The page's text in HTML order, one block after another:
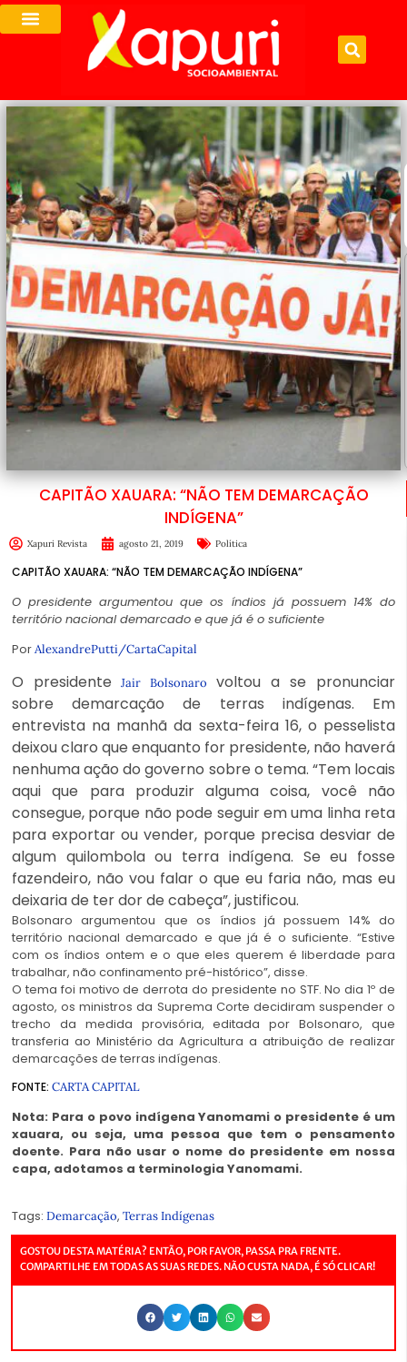
CAPITÃO XAUARA: “NÃO TEM DEMARCAÇÃO
INDÍGENA”
Xapuri Revista agosto 21, 2019 Política
CAPITÃO XAUARA: “NÃO TEM DEMARCAÇÃO INDÍGENA”
O presidente argumentou que os índios já possuem 14% do
território nacional demarcado e que já é o suficiente
PorAlexandrePutti/CartaCapital
O presidente Jair Bolsonaro
voltou a se pronunciar
sobre demarcação de terras indígenas. Em
entrevista na manhã da sexta-feira 16, o pesselista
deixou claro que enquanto for presidente, não haverá
nenhuma ação do governo sobre o tema. “Tem locais
aqui que para produzir alguma coisa, você não
consegue, porque não pode seguir em uma linha reta
para exportar ou vender, porque precisa desviar de
algum quilombola ou terra indígena. Se eu fosse
fazendeiro, não vou falar o que eu faria não, mas eu
deixaria de ter dor de cabeça”, justificou.
Bolsonaro argumentou que os índios já possuem 14% do
território nacional demarcado e que já é o suficiente. “Estive
com os índios ontem e o que eles querem é liberdade para
trabalhar, não confinamento pré-histórico”, disse.
O tema foi motivo de derrota do presidente no STF. No dia 1º de
agosto, os ministros da Suprema Corte decidiram suspender o
trecho da medida provisória, editada por Bolsonaro, que
transferia ao Ministério da Agricultura a atribuição de realizar
demarcações de terras indígenas.
FONTE: CARTA CAPITAL
Nota: Para o povo indígena Yanomami o presidente é um
xauara, ou seja, uma pessoa que tem o pensamento
doente. Para não usar o nome do presidente em nossa
capa, adotamos a terminologia Yanomami.
Tags: Demarcação, Terras Indígenas
GOSTOU DESTA MATÉRIA? ENTÃO, POR FAVOR, PASSA PRA FRENTE.
COMPARTILHE EM TODAS AS SUAS REDES. NÃO CUSTA NADA, É SÓ CLICAR!